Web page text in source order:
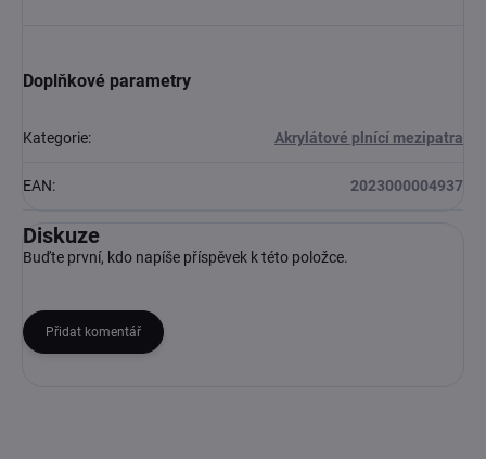
Doplňkové parametry
Kategorie: Akrylátové plnící mezipatra
EAN: 2023000004937
Diskuze
Buďte první, kdo napíše příspěvek k této položce.
Přidat komentář